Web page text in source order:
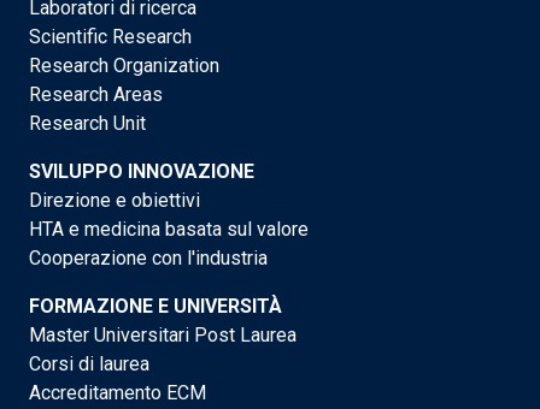
Laboratori di ricerca
Scientific Research
Research Organization
Research Areas
Research Unit
SVILUPPO INNOVAZIONE
Direzione e obiettivi
HTA e medicina basata sul valore
Cooperazione con l'industria
FORMAZIONE E UNIVERSITÀ
Master Universitari Post Laurea
Corsi di laurea
Accreditamento ECM